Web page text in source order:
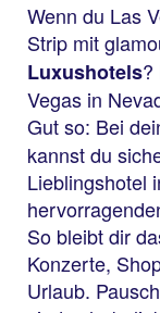
Wenn du Las
Strip mit
Luxushotels?
Vegas in
Gut so: Bei
kannst du
Lieblingshotel
So bleibt dir
Konzerte,
Urlaub.